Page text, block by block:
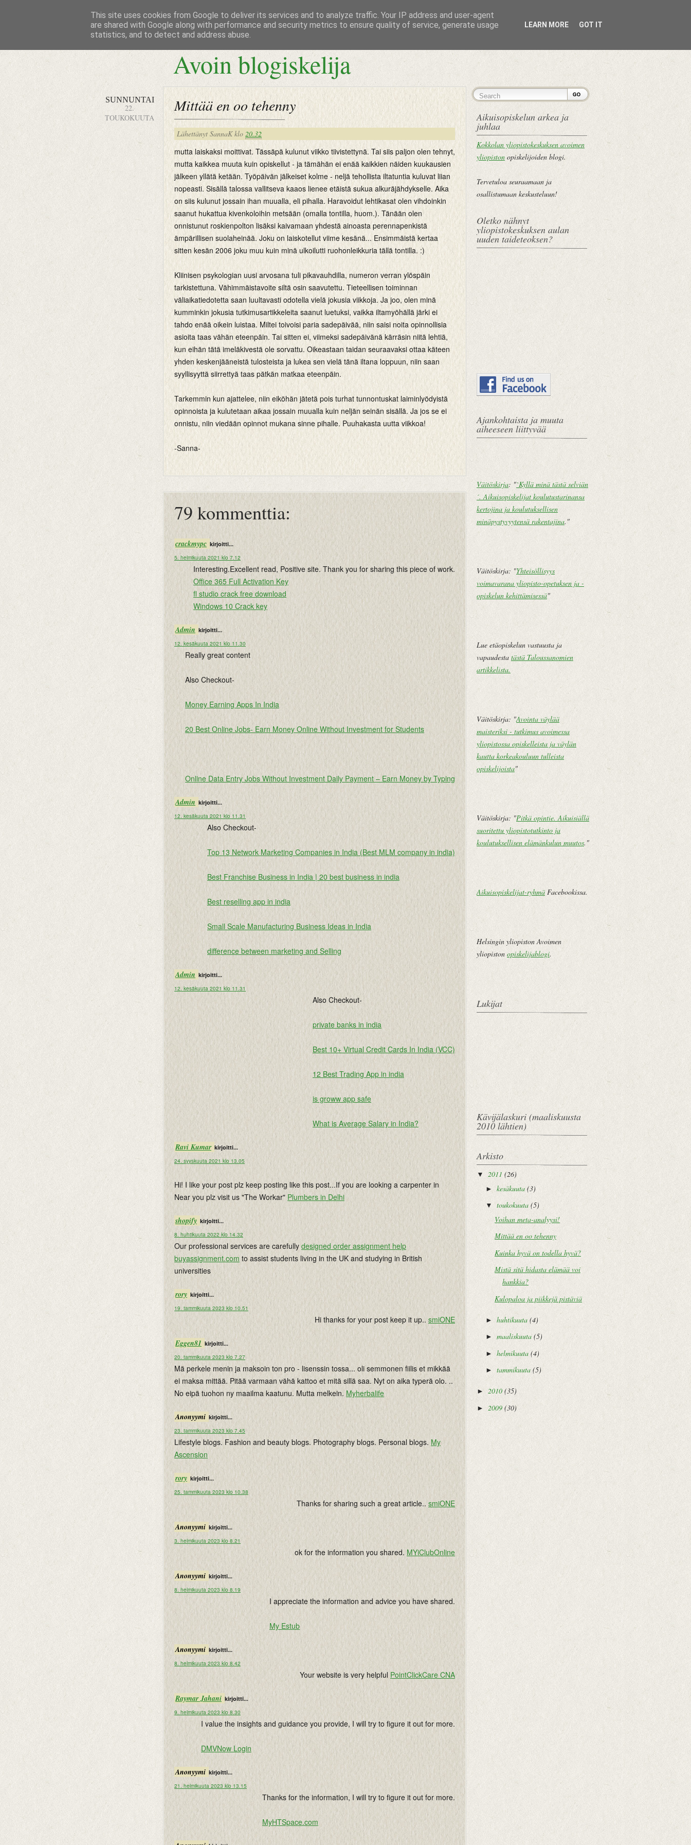
Avoin blogiskelija
SUNNUNTAI
22.
TOUKOKUUTA
Mittää en oo tehenny
Lähettänyt SannaK klo 20.32
mutta laiskaksi moittivat. Tässäpä kulunut viikko tiivistettynä. Tai siis paljon olen tehnyt,
mutta kaikkea muuta kuin opiskellut - ja tämähän ei enää kaikkien näiden kuukausien
jälkeen yllätä ketään. Työpäivän jälkeiset kolme - neljä tehollista iltatuntia kuluvat liian
nopeasti. Sisällä talossa vallitseva kaaos lienee etäistä sukua alkuräjähdykselle. Aika
on siis kulunut jossain ihan muualla, eli pihalla. Haravoidut lehtikasat olen vihdoinkin
saanut hukattua kivenkoloihin metsään (omalla tontilla, huom.). Tänään olen
onnistunut roskienpolton lisäksi kaivamaan yhdestä ainoasta perennapenkistä
ämpärillisen suolaheinää. Joku on laiskotellut viime kesänä... Ensimmäistä kertaa
sitten kesän 2006 joku muu kuin minä ulkoilutti ruohonleikkuria tällä tontilla. :)
Kliinisen psykologian uusi arvosana tuli pikavauhdilla, numeron verran ylöspäin
tarkistettuna. Vähimmäistavoite siltä osin saavutettu. Tieteellisen toiminnan
väliaikatiedotetta saan luultavasti odotella vielä jokusia viikkoja. Ja joo, olen minä
kumminkin jokusia tutkimusartikkeleita saanut luetuksi, vaikka iltamyöhällä järki ei
tahdo enää oikein luistaa. Miltei toivoisi paria sadepäivää, niin saisi noita opinnollisia
asioita taas vähän eteenpäin. Tai sitten ei, viimeksi sadepäivänä kärräsin niitä lehtiä,
kun eihän tätä imeläkivestä ole sorvattu. Oikeastaan taidan seuraavaksi ottaa käteen
yhden keskenjääneistä tulosteista ja lukea sen vielä tänä iltana loppuun, niin saan
syyllisyyttä siirrettyä taas pätkän matkaa eteenpäin.
Tarkemmin kun ajattelee, niin eiköhän jätetä pois turhat tunnontuskat laiminlyödyistä
opinnoista ja kulutetaan aikaa jossain muualla kuin neljän seinän sisällä. Ja jos se ei
onnistu, niin viedään opinnot mukana sinne pihalle. Puuhakasta uutta viikkoa!
-Sanna-
79 kommenttia:
crackmypc kirjoitti...
5. helmikuuta 2021 klo 7.12
Interesting.Excellent read, Positive site. Thank you for sharing this piece of work.
Office 365 Full Activation Key
fl studio crack free download
Windows 10 Crack key
Admin kirjoitti...
12. kesäkuuta 2021 klo 11.30
Really great content
Also Checkout-
Money Earning Apps In India
20 Best Online Jobs- Earn Money Online Without Investment for Students
Online Data Entry Jobs Without Investment Daily Payment – Earn Money by Typing
Admin kirjoitti...
12. kesäkuuta 2021 klo 11.31
Also Checkout-
Top 13 Network Marketing Companies in India (Best MLM company in india)
Best Franchise Business in India | 20 best business in india
Best reselling app in india
Small Scale Manufacturing Business Ideas in India
difference between marketing and Selling
Admin kirjoitti...
12. kesäkuuta 2021 klo 11.31
Also Checkout-
private banks in india
Best 10+ Virtual Credit Cards In India (VCC)
12 Best Trading App in india
is groww app safe
What is Average Salary in India?
Ravi Kumar kirjoitti...
24. syyskuuta 2021 klo 13.05
Hi! I like your post plz keep posting like this post...If you are looking a carpenter in
Near you plz visit us "The Workar" Plumbers in Delhi
shopify kirjoitti...
8. huhtikuuta 2022 klo 14.32
Our professional services are carefully designed order assignment help
buyassignment.com to assist students living in the UK and studying in British
universities
rory kirjoitti...
19. tammikuuta 2023 klo 10.51
Hi thanks for your post keep it up.. smiONE
Eggen81 kirjoitti...
20. tammikuuta 2023 klo 7.27
Mä perkele menin ja maksoin ton pro - lisenssin tossa... oli semmonen fiilis et mikkää
ei maksa mittää. Pitää varmaan vähä kattoo et mitä sillä saa. Nyt on aika typerä olo. ..
No eipä tuohon ny maailma kaatunu. Mutta melkein. Myherbalife
Anonyymi kirjoitti...
23. tammikuuta 2023 klo 7.45
Lifestyle blogs. Fashion and beauty blogs. Photography blogs. Personal blogs. My
Ascension
rory kirjoitti...
25. tammikuuta 2023 klo 10.38
Thanks for sharing such a great article.. smiONE
Anonyymi kirjoitti...
3. helmikuuta 2023 klo 8.21
ok for the information you shared. MYiClubOnline
Anonyymi kirjoitti...
8. helmikuuta 2023 klo 8.19
I appreciate the information and advice you have shared.
My Estub
Anonyymi kirjoitti...
8. helmikuuta 2023 klo 8.42
Your website is very helpful PointClickCare CNA
Raymar Jahani kirjoitti...
9. helmikuuta 2023 klo 8.30
I value the insights and guidance you provide, I will try to figure it out for more.
DMVNow Login
Anonyymi kirjoitti...
21. helmikuuta 2023 klo 13.15
Thanks for the information, I will try to figure it out for more.
MyHTSpace.com
E
Aikuisopiskelun arkea ja
juhlaa
Kokkolan yliopistokeskuksen avoimen
yliopiston opiskelijoiden blogi.
Tervetuloa seuraamaan ja
osallistumaan keskusteluun!
Oletko nähnyt
yliopistokeskuksen aulan
uuden taideteoksen?
Ajankohtaista ja muuta
aiheeseen liittyvää
Väitöskirja: "`Kyllä minä tästä selviän
´. Aikuisopiskelijat koulutustarinansa
kertojina ja koulutuksellisen
minäpystyvyytensä rakentajina."
Väitöskirja: "Yhteisöllisyys
voimavarana yliopisto-opetuksen ja -
opiskelun kehittämisessä"
Lue etäopiskelun vastuusta ja
vapaudesta tästä Taloussanomien
artikkelista.
Väitöskirja: "Avointa väylää
maisteriksi - tutkimus avoimessa
yliopistossa opiskelleista ja väylän
kautta korkeakouluun tulleista
opiskelijoista"
Väitöskirja: "Pitkä opintie. Aikuisiällä
suoritettu yliopistotutkinto ja
koulutuksellisen elämänkulun muutos."
Aikuisopiskelijat-ryhmä Facebookissa.
Helsingin yliopiston Avoimen
yliopiston opiskelijablogi.
Lukijat
Kävijälaskuri (maaliskuusta
2010 lähtien)
Arkisto
▼ 2011 (26)
► kesäkuuta (3)
▼ toukokuuta (5)
Voihan meta-analyysi!
Mittää en oo tehenny
Kuinka hyvä on todella hyvä?
Mistä sitä hidasta elämää voi
hankkia?
Kulopaloa ja piikkejä pistäviä
► huhtikuuta (4)
► maaliskuuta (5)
► helmikuuta (4)
► tammikuuta (5)
► 2010 (35)
► 2009 (30)
This site uses cookies from Google to deliver its services and to analyze traffic. Your IP address and user-agent
are shared with Google along with performance and security metrics to ensure quality of service, generate usage
statistics, and to detect and address abuse.
LEARN MORE GOT IT